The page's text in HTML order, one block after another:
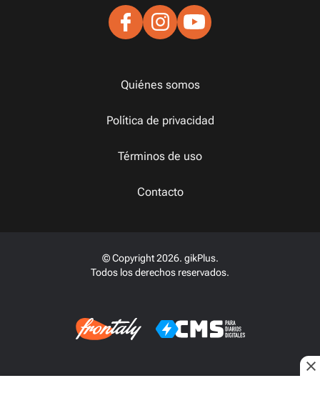
Quiénes somos
Política de privacidad
Términos de uso
Contacto
© Copyright 2026. gikPlus.
Todos los derechos reservados.